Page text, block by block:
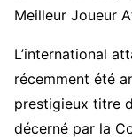
Meilleur Joueur
L’international
récemment été
prestigieux titre
décerné par la